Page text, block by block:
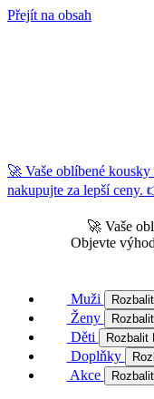
Přejít na obsah
🚀 Vaše oblíbené
nakupujte za lepší ceny.
🚀 Vaše
Objevte
Muži
Ženy
Děti Rozbalit
Doplňky
Akce